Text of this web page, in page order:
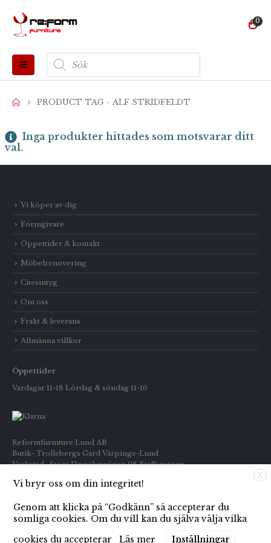
0
Produktsökning
PRODUCT TAG - ALF STRIDFELDT
Inga produkter hittades som motsvarar ditt
val.
Vi köper av dig
Formgivare
Öppettider & kontakt
Möbelrenovering
Citesintyg
Om oss
Frakt & leverans
Allmänna villkor
Öppettider
Vardagar 11-18 Lördag & söndag 11-16
Reformfurniture Lund AB
Butik- Trollebergs Gård Värpinge-Lund
Verkstad- Stora Uppåkravägen 98 Staffanstorp
Telefon: Butiken 0709-269916
E-post: info@reformfurniture.se
X
Vi bryr oss om din integritet!
Genom att klicka på “Godkänn” så accepterar du
somliga cookies. Om du vill kan du själva välja vilka
cookies du accepterar
Läs mer Inställningar